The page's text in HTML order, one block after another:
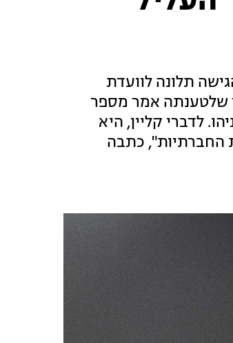
במשפט נתניהו, הגישה תלונה לוועדת
שלטענתה אמר מספר
לדברי קליין, היא
החברתיות", כתבה